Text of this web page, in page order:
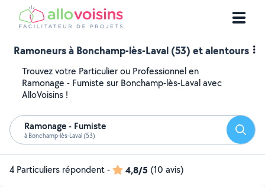
Ramoneurs à Bonchamp-lès-Laval (53) et alentours
Trouvez votre Particulier ou Professionnel en
Ramonage - Fumiste sur Bonchamp-lès-Laval avec
AlloVoisins !
Ramonage - Fumiste
à Bonchamp-lès-Laval (53)
4 Particuliers répondent- 4,8/5 (10 avis)